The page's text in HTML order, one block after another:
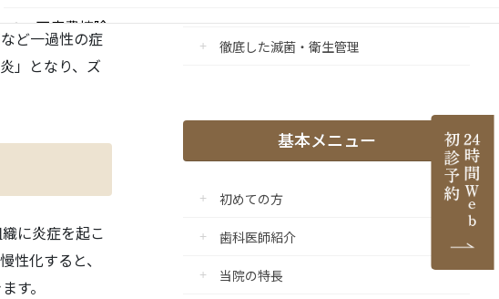
ど一過性の症
」となり、ズ
に炎症を起こ
性化すると、
す。
徹底した滅菌・衛生管理
基本メニュー
初めての方
歯科医師紹介
当院の特長
医療費控除
リスクと副作用
医院情報
医院のご紹介